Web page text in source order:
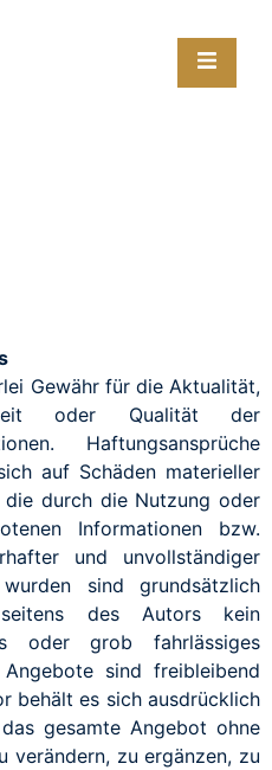
Gewähr für die Aktualität,
oder Qualität der
Haftungsansprüche
auf Schäden materieller
durch die Nutzung oder
Informationen bzw.
und unvollständiger
sind grundsätzlich
seitens des Autors kein
oder grob fahrlässiges
sind freibleibend
behält es sich ausdrücklich
gesamte Angebot ohne
verändern, zu ergänzen, zu